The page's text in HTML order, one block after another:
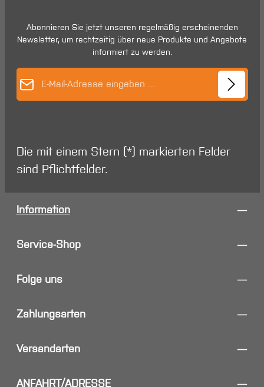
Abonnieren Sie jetzt unseren regelmäßig erscheinenden
Newsletter, um rechtzeitig über neue Produkte und Angebote
informiert zu werden.
Die mit einem Stern (*) markierten Felder
sind Pflichtfelder.
Information
Service-Shop
Folge uns
Zahlungsarten
Versandarten
ANFAHRT/ADRESSE